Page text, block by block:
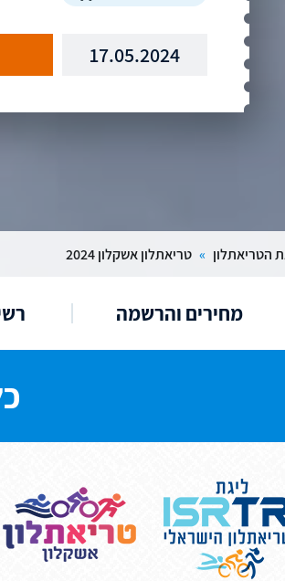
17.05.2024
הטריאתלון » טריאתלון אשקלון 2024
מחירים והרשמה